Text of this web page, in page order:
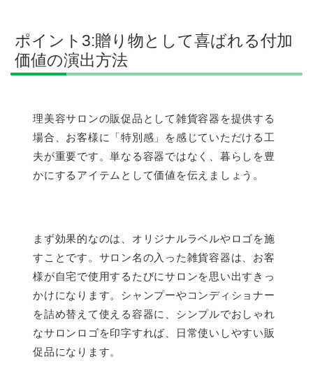
ポイント3:贈り物として喜ばれる付加
価値の演出方法
理美容サロンの販促品として雑貨容器を提供する
場合、お客様に「特別感」を感じていただける工
夫が重要です。単なる容器ではなく、暮らしを豊
かにするアイテムとして価値を伝えましょう。
まず効果的なのは、オリジナルラベルやロゴを施
すことです。サロン名の入った雑貨容器は、お客
様が自宅で使用するたびにサロンを思い出すきっ
かけになります。シャンプーやコンディショナー
を詰め替えて使える容器に、シンプルでおしゃれ
なサロンロゴを印字すれば、日常使いしやすい販
促品になります。